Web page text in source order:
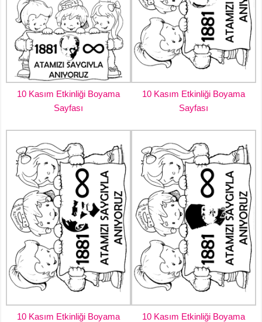
10 Kasım Etkinliği Boyama
Sayfası
10 Kasım Etkinliği Boyama
Sayfası
10 Kasım Etkinliği Boyama 10 Kasım Etkinliği Boyama